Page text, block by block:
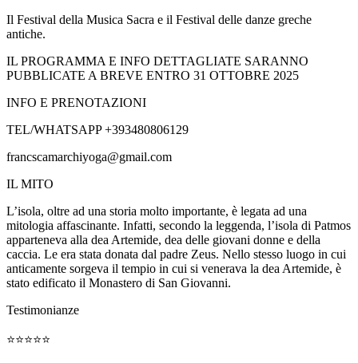
Il Festival della Musica Sacra e il Festival delle danze greche
antiche.
IL PROGRAMMA E INFO DETTAGLIATE SARANNO
PUBBLICATE A BREVE ENTRO 31 OTTOBRE 2025
INFO E PRENOTAZIONI
TEL/WHATSAPP +393480806129
francscamarchiyoga@gmail.com
​IL MITO
L’isola, oltre ad una storia molto importante, è legata ad una
mitologia affascinante. Infatti, secondo la leggenda, l’isola di Patmos
apparteneva alla dea Artemide, dea delle giovani donne e della
caccia. Le era stata donata dal padre Zeus. Nello stesso luogo in cui
anticamente sorgeva il tempio in cui si venerava la dea Artemide, è
stato edificato il Monastero di San Giovanni.
Testimonianze
⭐⭐⭐⭐⭐